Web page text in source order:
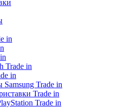
in
Trade in
in
Trade in
Trade in
Trade in